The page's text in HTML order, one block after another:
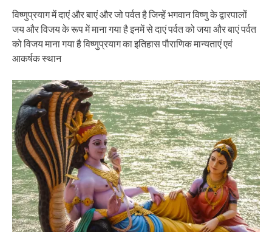
विष्णुप्रयाग में दाएं और बाएं और जो पर्वत है जिन्हें भगवान विष्णु के द्वारपालों
जय और विजय के रूप में माना गया है इनमें से दाएं पर्वत को जया और बाएं पर्वत
को विजय माना गया है विष्णुप्रयाग का इतिहास पौराणिक मान्यताएं एवं
आकर्षक स्थान